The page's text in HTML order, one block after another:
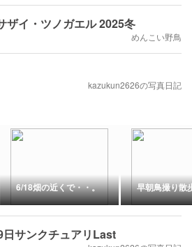
ザイ・ツノガエル 2025冬
めんこい野鳥
kazukun2626の写真日記
6/18畑の近くで・・。 早朝鳥撮り散
日サンクチュアリLast